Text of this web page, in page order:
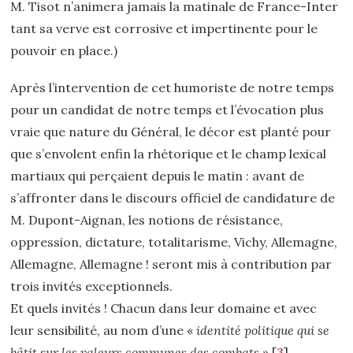
M. Tisot n’animera jamais la matinale de France-Inter
tant sa verve est corrosive et impertinente pour le
pouvoir en place.)
Après l’intervention de cet humoriste de notre temps
pour un candidat de notre temps et l’évocation plus
vraie que nature du Général, le décor est planté pour
que s’envolent enfin la rhétorique et le champ lexical
martiaux qui perçaient depuis le matin : avant de
s’affronter dans le discours officiel de candidature de
M. Dupont-Aignan, les notions de résistance,
oppression, dictature, totalitarisme, Vichy, Allemagne,
Allemagne, Allemagne ! seront mis à contribution par
trois invités exceptionnels.
Et quels invités ! Chacun dans leur domaine et avec
leur sensibilité, au nom d’une « identité politique qui se